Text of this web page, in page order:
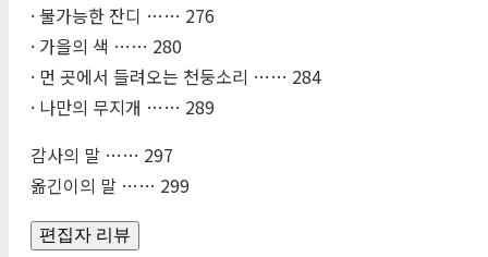
· 불가능한 잔디 …… 276
· 가을의 색 …… 280
· 먼 곳에서 들려오는 천둥소리 …… 284
· 나만의 무지개 …… 289
감사의 말 …… 297
옮긴이의 말 …… 299
편집자 리뷰